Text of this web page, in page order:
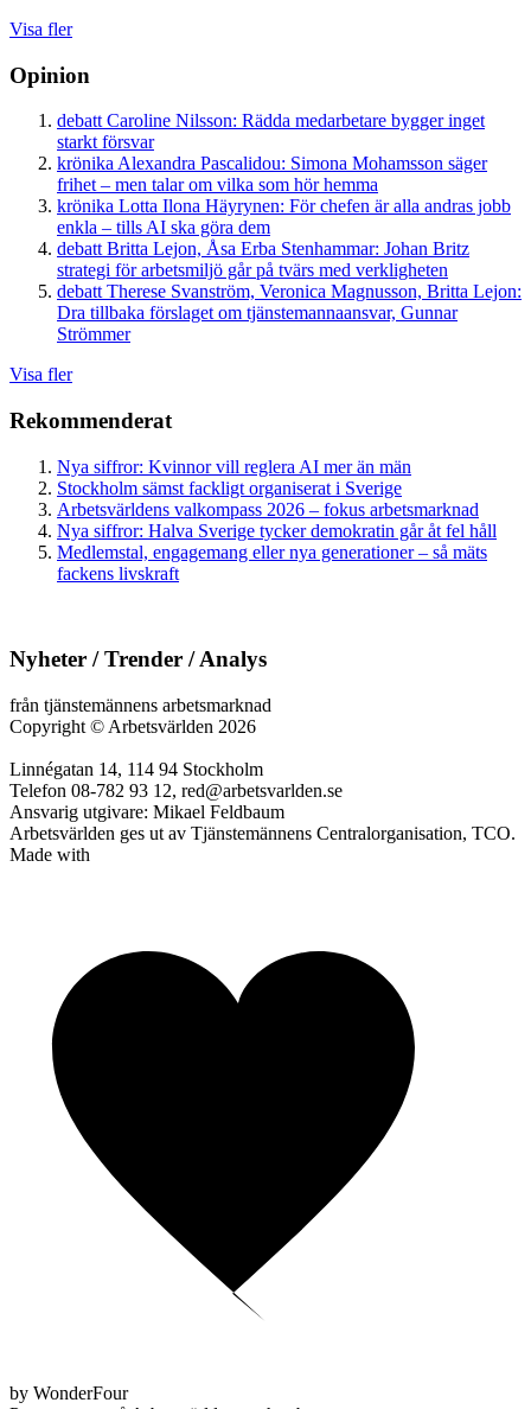
Visa fler
Opinion
debatt Caroline Nilsson: Rädda medarbetare bygger inget
starkt försvar
krönika Alexandra Pascalidou: Simona Mohamsson säger
frihet – men talar om vilka som hör hemma
krönika Lotta Ilona Häyrynen: För chefen är alla andras jobb
enkla – tills AI ska göra dem
debatt Britta Lejon, Åsa Erba Stenhammar: Johan Britz
strategi för arbetsmiljö går på tvärs med verkligheten
debatt Therese Svanström, Veronica Magnusson, Britta Lejon:
Dra tillbaka förslaget om tjänstemannaansvar, Gunnar
Strömmer
Visa fler
Rekommenderat
Nya siffror: Kvinnor vill reglera AI mer än män
Stockholm sämst fackligt organiserat i Sverige
Arbetsvärldens valkompass 2026 – fokus arbetsmarknad
Nya siffror: Halva Sverige tycker demokratin går åt fel håll
Medlemstal, engagemang eller nya generationer – så mäts
fackens livskraft
Nyheter / Trender / Analys
från tjänstemännens arbetsmarknad
Copyright © Arbetsvärlden 2026
Linnégatan 14, 114 94 Stockholm
Telefon 08-782 93 12, red@arbetsvarlden.se
Ansvarig utgivare: Mikael Feldbaum
Arbetsvärlden ges ut av Tjänstemännens Centralorganisation, TCO.
Made with
by WonderFour